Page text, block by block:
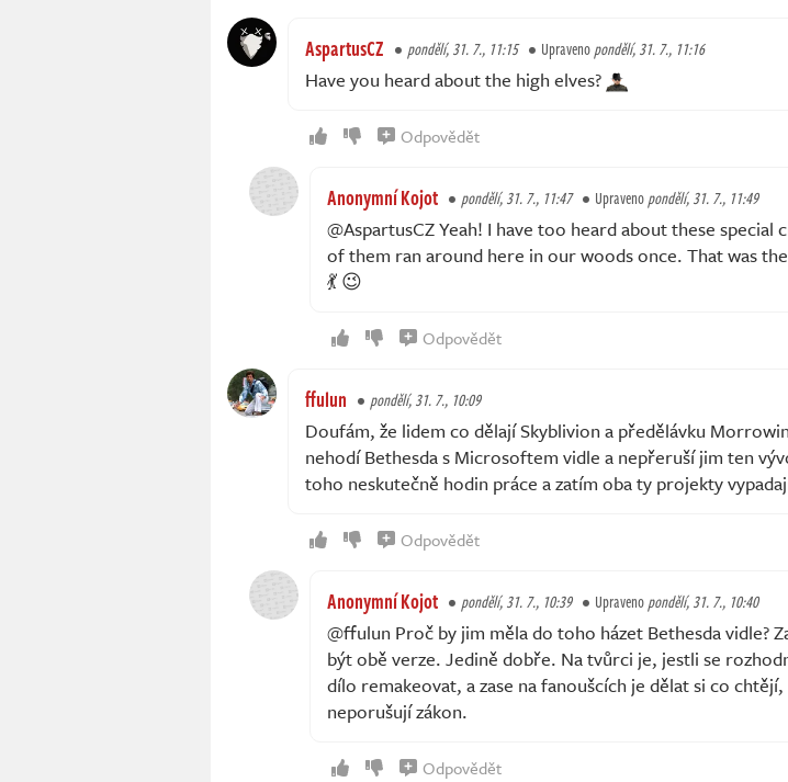
AspartusCZ pondělí, 31. 7., 11:15 Upravenopondělí, 31. 7., 11:16
Have you heard about the high elves?
Odpovědět
Anonymní Kojot pondělí, 31. 7., 11:47 Upravenopondělí, 31. 7., 11:49
@AspartusCZ Yeah! I have too heard about these special
of them ran around here in our woods once. That was
💃 😉
Odpovědět
ffulun pondělí, 31. 7., 10:09
Doufám, že lidem co dělají Skyblivion a předělávku
nehodí Bethesda s Microsoftem vidle a nepřeruší jim ten
toho neskutečně hodin práce a zatím oba ty projekty
Odpovědět
Anonymní Kojot pondělí, 31. 7., 10:39 Upravenopondělí, 31. 7., 10:40
@ffulun Proč by jim měla do toho házet Bethesda vidle?
být obě verze. Jedině dobře. Na tvůrci je, jestli se
dílo remakeovat, a zase na fanoušcích je dělat si co
neporušují zákon.
Odpovědět